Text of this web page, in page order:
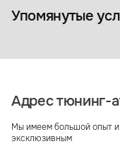
Упомянутые
автомобиля
Адрес тюнинг-
Мы имеем большой опыт
эксклюзивным